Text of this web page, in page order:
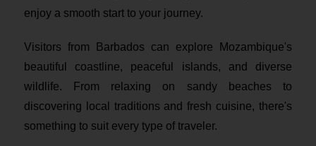
enjoy a smooth start to your journey.
Visitors from Barbados can explore Mozambique's
beautiful coastline, peaceful islands, and diverse
wildlife. From relaxing on sandy beaches to
discovering local traditions and fresh cuisine, there's
something to suit every type of traveler.